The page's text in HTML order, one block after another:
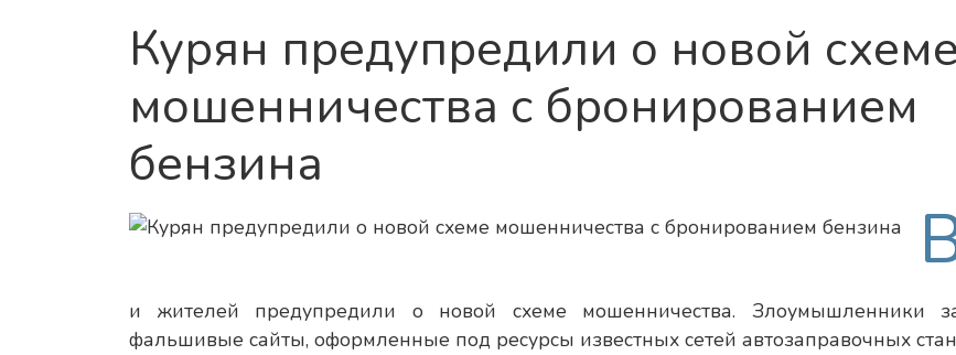
Курян предупредили о новой схеме
мошенничества с бронированием
бензина
и жителей предупредили о новой схеме мошенничества. Злоумышленники
фальшивые сайты, оформленные под ресурсы известных сетей автозаправочных